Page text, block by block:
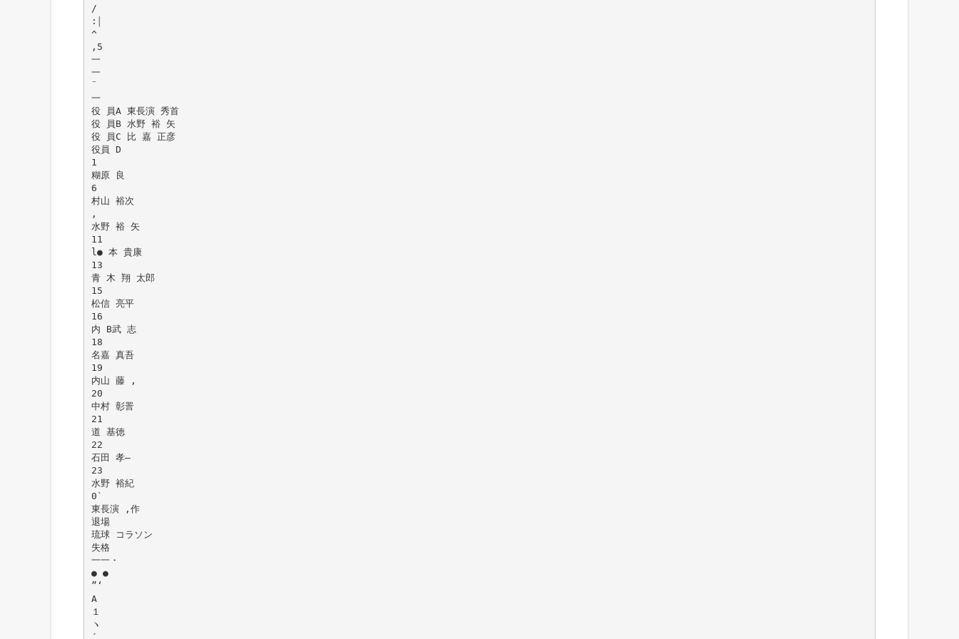
/
:￨
^
,5
一
一
¨
一
役 員A 東長演 秀首
役 員B 水野 裕 矢
役 員C 比 嘉 正彦
役員 D
1
糊原 良
6
村山 裕次
,
水野 裕 矢
11
l● 本 貴康
13
青 木 翔 太郎
15
松信 亮平
16
内 B武 志
18
名嘉 真吾
19
内山 藤 ,
20
中村 彰詈
21
道 基徳
22
石田 孝―
23
水野 裕紀
0`
東長演 ,作
退場
琉球 コラソン
失格
一一・
● ●
”‘
A
１
ヽ
´